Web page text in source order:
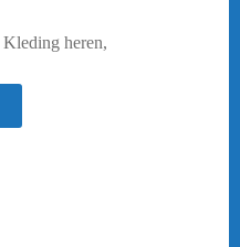
Kleding heren,